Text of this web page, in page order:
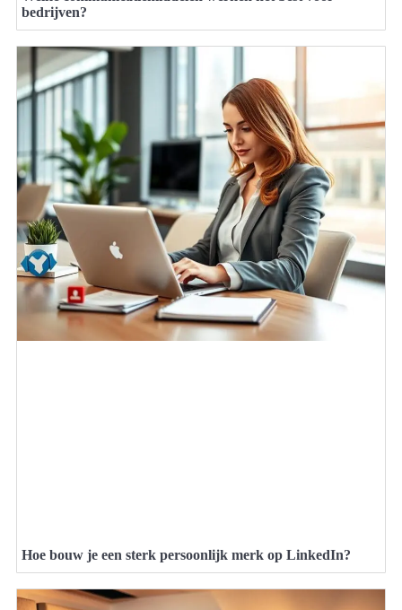
bedrijven?
Hoe bouw je een sterk persoonlijk merk op LinkedIn?